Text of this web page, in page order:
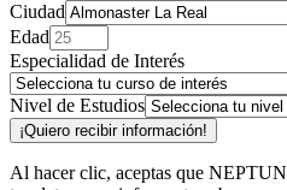
Ciudad
Edad
Especialidad de Interés
Nivel de Estudios
¡Quiero recibir información!
Al hacer clic, aceptas que